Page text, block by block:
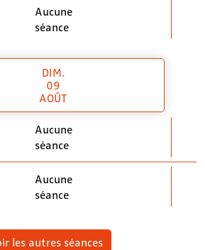
Aucune
séance
DIM.
09
AOÛT
Aucune
séance
Aucune
séance
les autres séances